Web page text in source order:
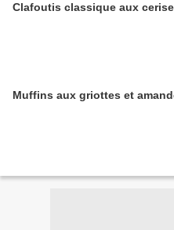
Clafoutis classique aux
Muffins aux griottes et